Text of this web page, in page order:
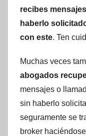
recibes
haberlo
con este. Ten
Muchas veces
abogados
mensajes o
sin haberlo
seguramente se
broker